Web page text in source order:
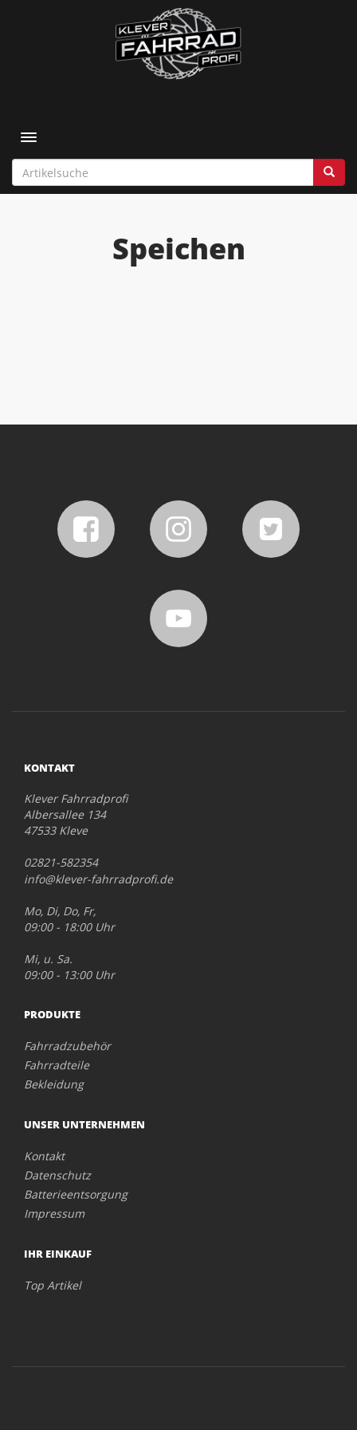
Toggle navigation
Speichen
KONTAKT
Klever Fahrradprofi
Albersallee 134
47533 Kleve
02821-582354
info@klever-fahrradprofi.de
Mo, Di, Do, Fr,
09:00 - 18:00 Uhr
Mi, u. Sa.
09:00 - 13:00 Uhr
PRODUKTE
Fahrradzubehör
Fahrradteile
Bekleidung
UNSER UNTERNEHMEN
Kontakt
Datenschutz
Batterieentsorgung
Impressum
IHR EINKAUF
Top Artikel